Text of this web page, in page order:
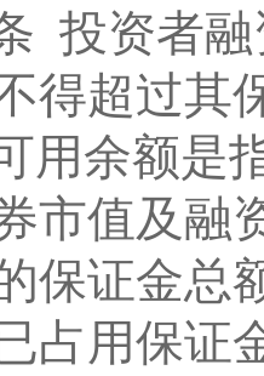
投资者
得超过其
用余额是
市值及融
保证金总
占用保证